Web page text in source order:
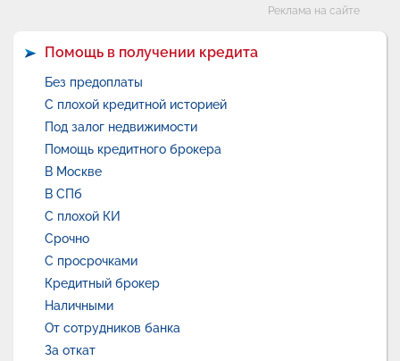
Реклама на сайте
Помощь в получении кредита
Без предоплаты
С плохой кредитной историей
Под залог недвижимости
Помощь кредитного брокера
В Москве
В СПб
С плохой КИ
Срочно
С просрочками
Кредитный брокер
Наличными
От сотрудников банка
За откат